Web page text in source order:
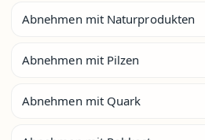
Abnehmen mit Naturprodukten
Abnehmen mit Pilzen
Abnehmen mit Quark